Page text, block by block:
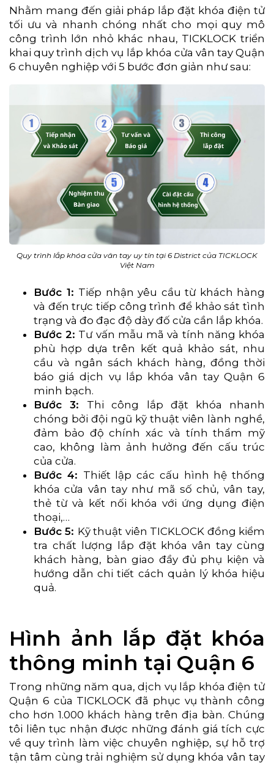
Nhằm mang đến giải pháp lắp đặt khóa điện tử
tối ưu và nhanh chóng nhất cho mọi quy mô
công trình lớn nhỏ khác nhau, TICKLOCK triển
khai quy trình dịch vụ lắp khóa cửa vân tay Quận
6 chuyên nghiệp với 5 bước đơn giản như sau:
Quy trình lắp khóa cửa vân tay uy tín tại 6 District của TICKLOCK
Việt Nam
Bước 1: Tiếp nhận yêu cầu từ khách hàng
và đến trực tiếp công trình để khảo sát tình
trạng và đo đạc độ dày đố cửa cần lắp khóa.
Bước 2: Tư vấn mẫu mã và tính năng khóa
phù hợp dựa trên kết quả khảo sát, nhu
cầu và ngân sách khách hàng, đồng thời
báo giá dịch vụ lắp khóa vân tay Quận 6
minh bạch.
Bước 3: Thi công lắp đặt khóa nhanh
chóng bởi đội ngũ kỹ thuật viên lành nghề,
đảm bảo độ chính xác và tính thẩm mỹ
cao, không làm ảnh hưởng đến cấu trúc
của cửa.
Bước 4: Thiết lập các cấu hình hệ thống
khóa cửa vân tay như mã số chủ, vân tay,
thẻ từ và kết nối khóa với ứng dụng điện
thoại,…
Bước 5: Kỹ thuật viên TICKLOCK đồng kiểm
tra chất lượng lắp đặt khóa vân tay cùng
khách hàng, bàn giao đầy đủ phụ kiện và
hướng dẫn chi tiết cách quản lý khóa hiệu
quả.
Hình ảnh lắp đặt khóa
thông minh tại Quận 6
Trong những năm qua, dịch vụ lắp khóa điện tử
Quận 6 của TICKLOCK đã phục vụ thành công
cho hơn 1.000 khách hàng trên địa bàn. Chúng
tôi liên tục nhận được những đánh giá tích cực
về quy trình làm việc chuyên nghiệp, sự hỗ trợ
tận tâm cùng trải nghiệm sử dụng khóa vân tay